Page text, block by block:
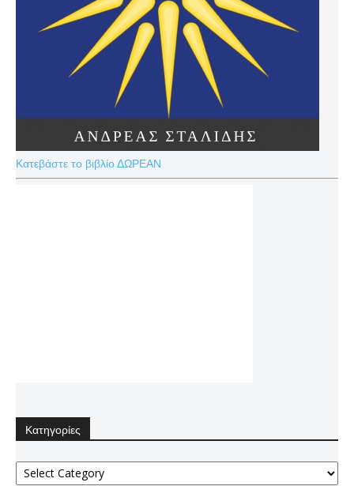
Κατεβάστε το βιβλίο ΔΩΡΕΑΝ
Κατηγορίες
Κατηγορίες